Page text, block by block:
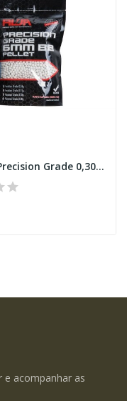
BB's ABS Precision Grade 0,30g 4000 rds [RWA]
e acompanhar as